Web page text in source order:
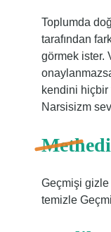
Toplumda
tarafından
görmek ister.
kendini hiçbir
Narsisizm
Geçmişi gizle
temizle